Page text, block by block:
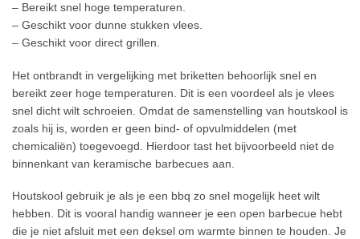
– Bereikt snel hoge temperaturen.
– Geschikt voor dunne stukken vlees.
– Geschikt voor direct grillen.
Het ontbrandt in vergelijking met briketten behoorlijk snel en
bereikt zeer hoge temperaturen. Dit is een voordeel als je vlees
snel dicht wilt schroeien. Omdat de samenstelling van houtskool is
zoals hij is, worden er geen bind- of opvulmiddelen (met
chemicaliën) toegevoegd. Hierdoor tast het bijvoorbeeld niet de
binnenkant van keramische barbecues aan.
Houtskool gebruik je als je een bbq zo snel mogelijk heet wilt
hebben. Dit is vooral handig wanneer je een open barbecue hebt
die je niet afsluit met een deksel om warmte binnen te houden. Je